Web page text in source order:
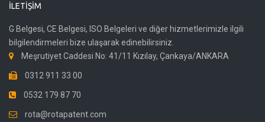
İLETIŞIM
G Belgesi, CE Belgesi, ISO Belgeleri ve diğer hizmetlerimizle ilgili
bilgilendirmeleri bize ulaşarak edinebilirsiniz.
Meşrutiyet Caddesi No: 41/11 Kızılay, Çankaya/ANKARA
0312 911 33 00
0532 179 87 70
rota@rotapatent.com